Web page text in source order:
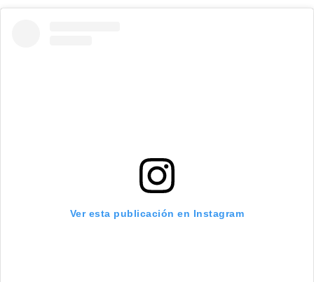
Ver esta publicación en Instagram